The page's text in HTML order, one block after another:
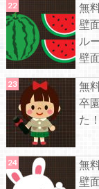
無
壁
ル
壁
無
卒
た
無
壁